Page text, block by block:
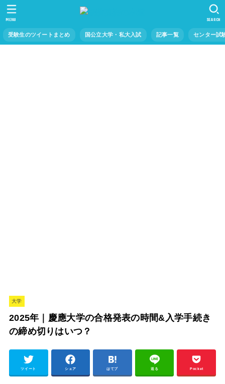
受験生のツイートまとめ 国公立大学・私大入試 記事一覧 センター試
SEARCH
MENU
大学
2025年｜慶應大学の合格発表の時間&入学手続き
の締め切りはいつ？
ツイート シェア はてブ 送る Pocket